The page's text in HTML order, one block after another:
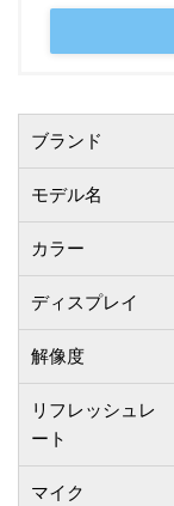
ブランド
モデル名
カラー
ディスプレイ
解像度
リフレッシュレ
ート
マイク